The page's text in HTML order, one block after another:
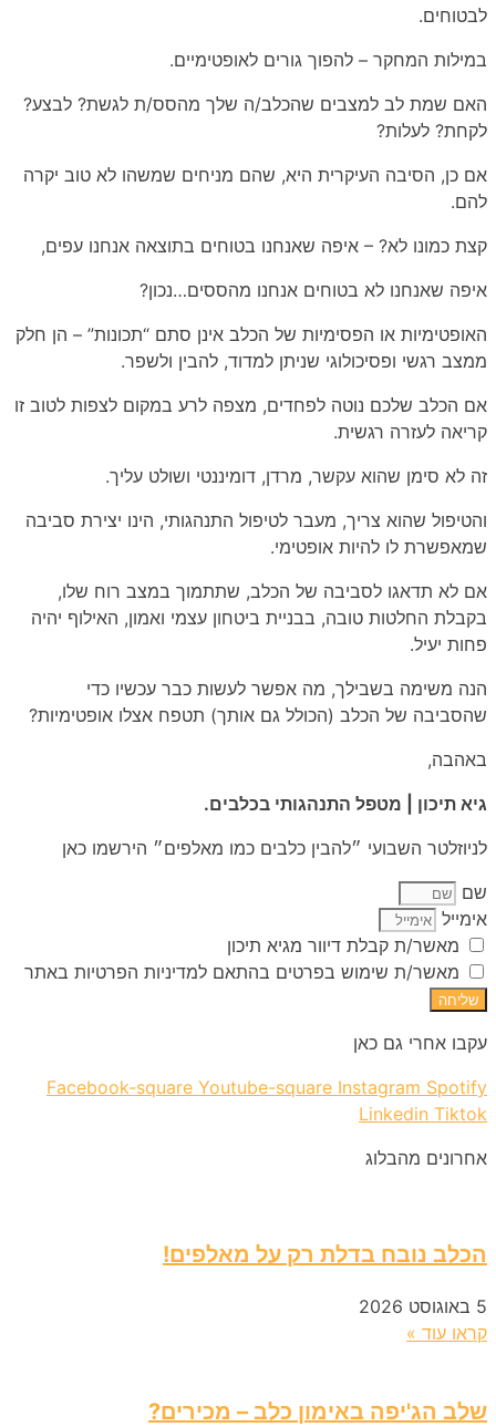
לבטוחים.
במילות המחקר – להפוך גורים לאופטימיים.
האם שמת לב למצבים שהכלב/ה שלך מהסס/ת לגשת? לבצע?
לקחת? לעלות?
אם כן, הסיבה העיקרית היא, שהם מניחים שמשהו לא טוב יקרה
להם.
קצת כמונו לא? – איפה שאנחנו בטוחים בתוצאה אנחנו עפים,
איפה שאנחנו לא בטוחים אנחנו מהססים…נכון?
האופטימיות או הפסימיות של הכלב אינן סתם “תכונות” – הן חלק
ממצב רגשי ופסיכולוגי שניתן למדוד, להבין ולשפר.
אם הכלב שלכם נוטה לפחדים, מצפה לרע במקום לצפות לטוב זו
קריאה לעזרה רגשית.
זה לא סימן שהוא עקשר, מרדן, דומיננטי ושולט עליך.
והטיפול שהוא צריך, מעבר לטיפול התנהגותי, הינו יצירת סביבה
שמאפשרת לו להיות אופטימי.
אם לא תדאגו לסביבה של הכלב, שתתמוך במצב רוח שלו,
בקבלת החלטות טובה, בבניית ביטחון עצמי ואמון, האילוף יהיה
פחות יעיל.
הנה משימה בשבילך, מה אפשר לעשות כבר עכשיו כדי
שהסביבה של הכלב (הכולל גם אותך) תטפח אצלו אופטימיות?
באהבה,
גיא תיכון | מטפל התנהגותי בכלבים.
לניוזלטר השבועי ״להבין כלבים כמו מאלפים״ הירשמו כאן
שם
אימייל
מאשר/ת קבלת דיוור מגיא תיכון
מאשר/ת שימוש בפרטים בהתאם למדיניות הפרטיות באתר
שליחה
עקבו אחרי גם כאן
Facebook-square Youtube-square Instagram Spotify
Linkedin Tiktok
אחרונים מהבלוג
הכלב נובח בדלת רק על מאלפים!
5 באוגוסט 2026
קראו עוד »
שלב הג'יפה באימון כלב – מכירים?